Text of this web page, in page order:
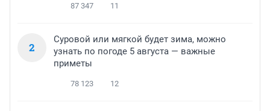
87 347 11
2
Суровой или мягкой будет зима, можно
узнать по погоде 5 августа — важные
приметы
78 123 12